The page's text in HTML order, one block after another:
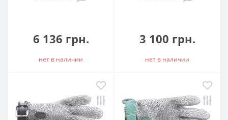
6 136 грн.
нет в наличии
3 100 грн.
нет в наличии